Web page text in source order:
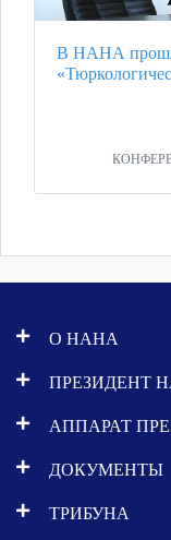
В НАНА
О НАНА
ПРЕЗИДЕНТ
АППАРАТ
ДОКУМЕНТЫ
ТРИБУНА